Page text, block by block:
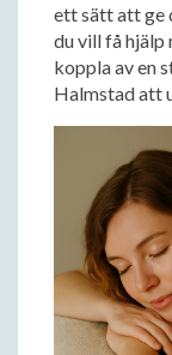
ett sätt att ge
du vill få hjälp
koppla av en
Halmstad att